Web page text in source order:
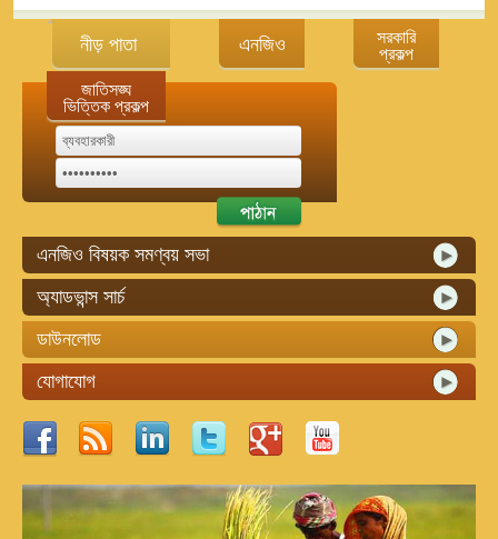
নীড় পাতা এনজিও
সরকারি
প্রকল্প
জাতিসঙ্ঘ
ভিত্তিক প্রকল্প
এনজিও বিষয়ক সমণ্বয় সভা
অ্যাডভান্স সার্চ
ডাউনলোড
যোগাযোগ